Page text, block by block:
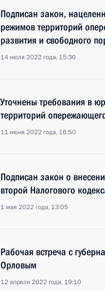
Подписан закон,
режимов территорий
развития и свободного
14 июля 2022 года, 15:30
Уточнены требования в
территорий
11 июня 2022 года, 16:50
Подписан закон о
второй Налогового
1 мая 2022 года, 13:05
Рабочая встреча с
Орловым
12 апреля 2022 года, 19:10